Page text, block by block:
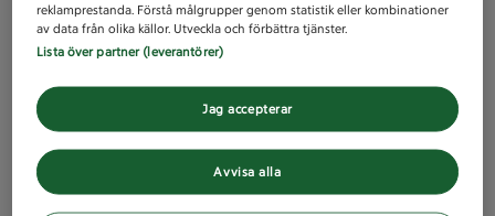
reklamprestanda. Förstå målgrupper genom statistik eller kombinationer
av data från olika källor. Utveckla och förbättra tjänster.
Lista över partner (leverantörer)
Avvisa alla
Jag accepterar